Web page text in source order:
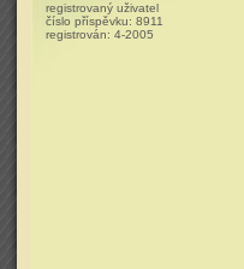
registrovaný uživatel
číslo příspěvku: 8911
registrován: 4-2005